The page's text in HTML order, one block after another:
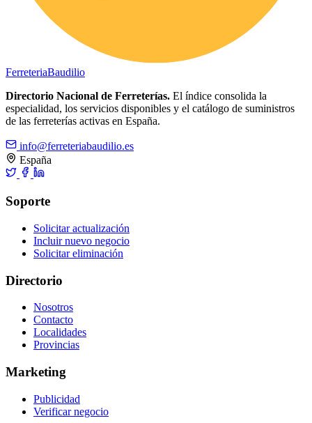
FerreteriaBaudilio
Directorio Nacional de Ferreterías. El índice consolida la
especialidad, los servicios disponibles y el catálogo de suministros
de las ferreterías activas en España.
info@ferreteriabaudilio.es
España
Soporte
Solicitar actualización
Incluir nuevo negocio
Solicitar eliminación
Directorio
Nosotros
Contacto
Localidades
Provincias
Marketing
Publicidad
Verificar negocio